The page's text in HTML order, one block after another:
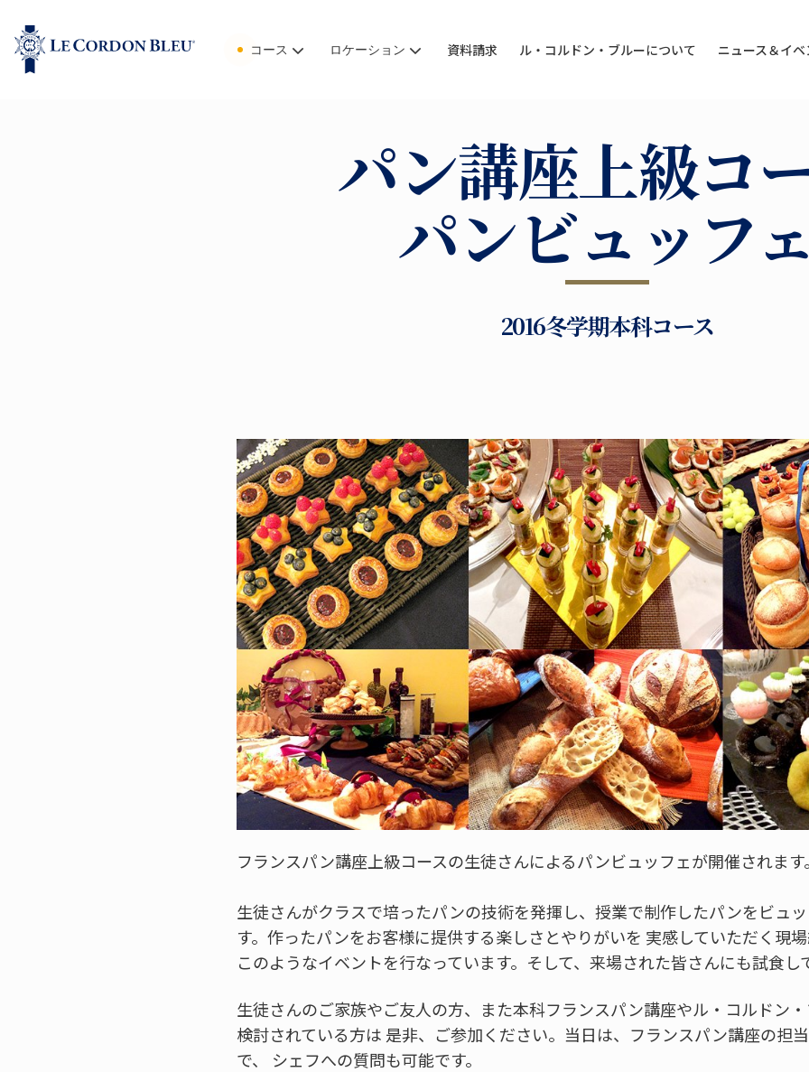
コース ロケーション 資料請求 ル・コルドン・ブルーについて ニュース＆イ
パン講座上級コ
パンビュッフ
2016冬学期本科コース
フランスパン講座上級コースの生徒さんによるパンビュッフェが開催されます
生徒さんがクラスで培ったパンの技術を発揮し、授業で制作したパンをビュ
す。作ったパンをお客様に提供する楽しさとやりがいを 実感していただく現
このようなイベントを行なっています。そして、来場された皆さんにも試食し
生徒さんのご家族やご友人の方、また本科フランスパン講座やル・コルドン
検討されている方は 是非、ご参加ください。当日は、フランスパン講座の担
で、 シェフへの質問も可能です。